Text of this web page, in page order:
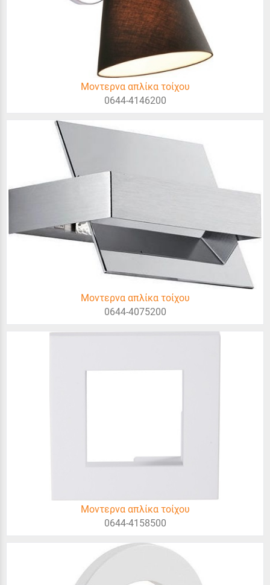
Μοντερνα απλίκα τοίχου
0644-4146200
Μοντερνα απλίκα τοίχου
0644-4075200
Μοντερνα απλίκα τοίχου
0644-4158500